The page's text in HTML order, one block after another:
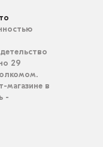
29
магазине в
-